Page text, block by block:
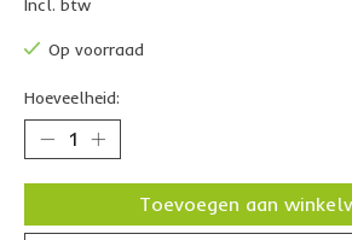
Incl. btw
Op voorraad
Hoeveelheid:
Toevoegen aan